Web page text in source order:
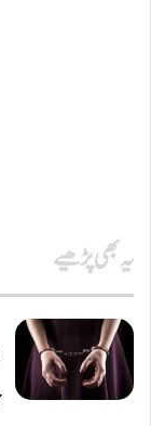
یہ بھی پڑھیے